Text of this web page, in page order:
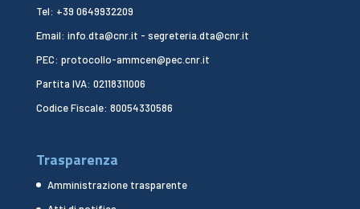
Tel: +39 0649932209
Email: info.dta@cnr.it - segreteria.dta@cnr.it
PEC: protocollo-ammcen@pec.cnr.it
Partita IVA: 02118311006
Codice Fiscale: 80054330586
Trasparenza
Amministrazione trasparente